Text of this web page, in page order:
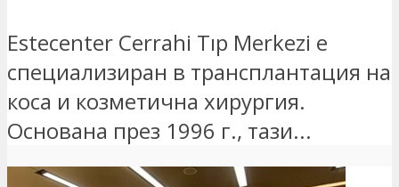
Estecenter Cerrahi Tıp Merkezi е
специализиран в трансплантация на
коса и козметична хирургия.
Основана през 1996 г., тази...